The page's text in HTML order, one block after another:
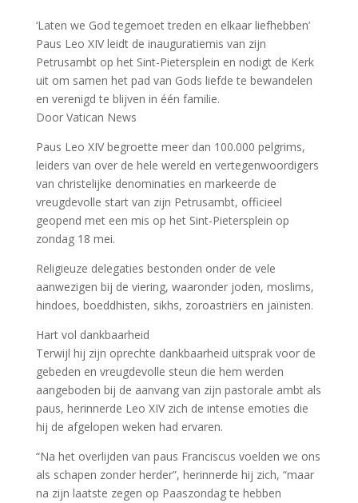
‘Laten we God tegemoet treden en elkaar liefhebben’
Paus Leo XIV leidt de inauguratiemis van zijn
Petrusambt op het Sint-Pietersplein en nodigt de Kerk
uit om samen het pad van Gods liefde te bewandelen
en verenigd te blijven in één familie.
Door Vatican News
Paus Leo XIV begroette meer dan 100.000 pelgrims,
leiders van over de hele wereld en vertegenwoordigers
van christelijke denominaties en markeerde de
vreugdevolle start van zijn Petrusambt, officieel
geopend met een mis op het Sint-Pietersplein op
zondag 18 mei.
Religieuze delegaties bestonden onder de vele
aanwezigen bij de viering, waaronder joden, moslims,
hindoes, boeddhisten, sikhs, zoroastriërs en jaïnisten.
Hart vol dankbaarheid
Terwijl hij zijn oprechte dankbaarheid uitsprak voor de
gebeden en vreugdevolle steun die hem werden
aangeboden bij de aanvang van zijn pastorale ambt als
paus, herinnerde Leo XIV zich de intense emoties die
hij de afgelopen weken had ervaren.
“Na het overlijden van paus Franciscus voelden we ons
als schapen zonder herder”, herinnerde hij zich, “maar
na zijn laatste zegen op Paaszondag te hebben